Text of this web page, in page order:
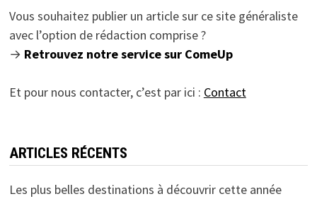
Vous souhaitez publier un article sur ce site généraliste
avec l’option de rédaction comprise ?
→ Retrouvez notre service sur ComeUp
Et pour nous contacter, c’est par ici : Contact
ARTICLES RÉCENTS
Les plus belles destinations à découvrir cette année